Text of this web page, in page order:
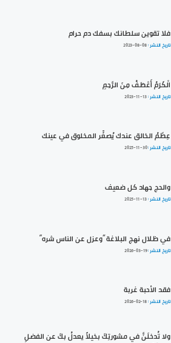
فلا تقوين سلطانك بسفك دم حرام
تاريخ النشر :2023-08-08
الْكَرَمُ أَعْطَفُ مِنَ الرَّحِمِ
تاريخ النشر :2023-11-13
عِظَمُ الخالق عندك يُصغِّر المخلوق في عينك
تاريخ النشر :2025-11-30
والحج جهاد كل ضعيف
تاريخ النشر :2025-11-13
في ظلال نهج البلاغة ”وعزل عن الناس شره“
تاريخ النشر :2026-03-19
فقد الأحبة غربة
تاريخ النشر :2026-02-18
ولا تُدخلَنَّ في مشورتِكَ بخيلاً يعدلُ بكَ عن الفضلِ